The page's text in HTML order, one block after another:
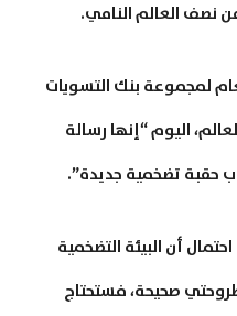
لمجموعة بنك التسويات
اليوم “إنها رسالة
حقبة تضخمية جديدة”.
أن البيئة التضخمية
صحيحة، فستحتاج